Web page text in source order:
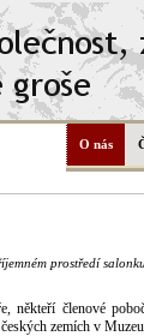
O nás
prostředí
někteří členové
zemích v